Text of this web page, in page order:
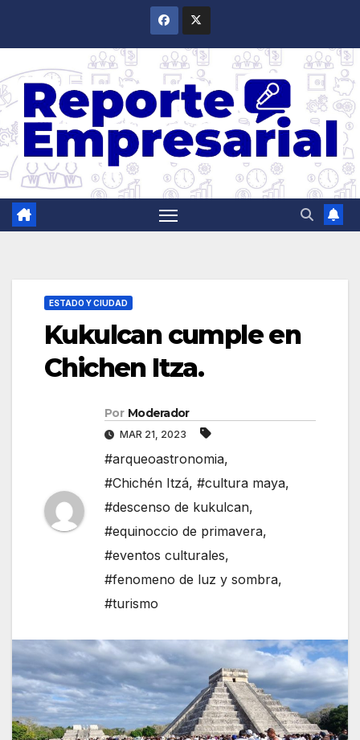
ESTADO Y CIUDAD
Kukulcan cumple en
Chichen Itza.
Por Moderador
MAR 21, 2023
#arqueoastronomia,
#Chichén Itzá, #cultura maya,
#descenso de kukulcan,
#equinoccio de primavera,
#eventos culturales,
#fenomeno de luz y sombra,
#turismo